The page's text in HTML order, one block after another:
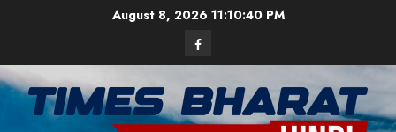
August 8, 2026 11:10:40 PM
Facebook